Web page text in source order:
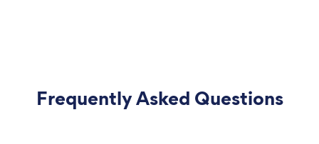
Frequently Asked Questions